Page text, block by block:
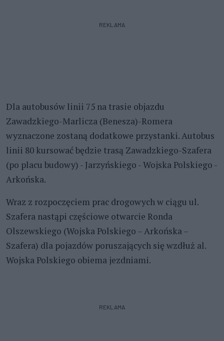
REKLAMA
Dla autobusów linii 75 na trasie objazdu
Zawadzkiego-Marlicza (Benesza)-Romera
wyznaczone zostaną dodatkowe przystanki. Autobus
linii 80 kursować będzie trasą Zawadzkiego-Szafera
(po placu budowy) - Jarzyńskiego - Wojska Polskiego -
Arkońska.
Wraz z rozpoczęciem prac drogowych w ciągu ul.
Szafera nastąpi częściowe otwarcie Ronda
Olszewskiego (Wojska Polskiego – Arkońska –
Szafera) dla pojazdów poruszających się wzdłuż al.
Wojska Polskiego obiema jezdniami.
REKLAMA